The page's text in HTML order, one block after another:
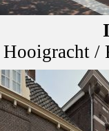
Hooigracht /